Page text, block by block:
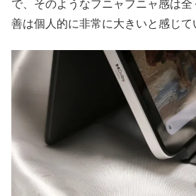
で、そのようなフニャフニャ感は
善は個人的に非常に大きいと感じて